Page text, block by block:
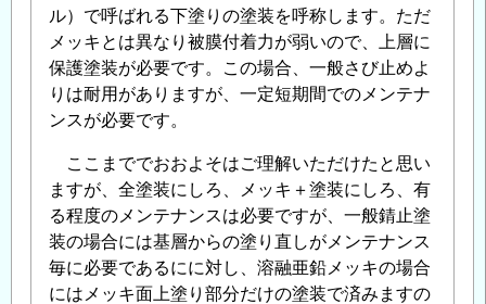
ル）で呼ばれる下塗りの塗装を呼称します。ただ
メッキとは異なり被膜付着力が弱いので、上層に
保護塗装が必要です。この場合、一般さび止めよ
りは耐用がありますが、一定短期間でのメンテナ
ンスが必要です。
ここまででおおよそはご理解いただけたと思い
ますが、全塗装にしろ、メッキ＋塗装にしろ、有
る程度のメンテナンスは必要ですが、一般錆止塗
装の場合には基層からの塗り直しがメンテナンス
毎に必要であるにに対し、溶融亜鉛メッキの場合
にはメッキ面上塗り部分だけの塗装で済みますの